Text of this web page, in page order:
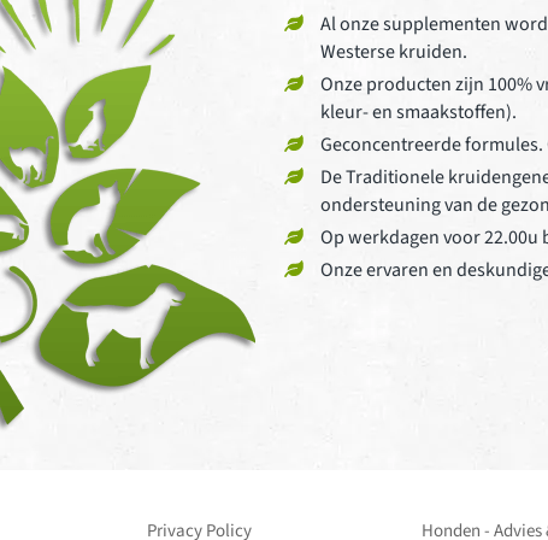
Al onze supplementen
Westerse kruiden.
Onze producten zijn 100%
kleur- en smaakstoffen).
Geconcentreerde
De Traditionele
ondersteuning van de
Op werkdagen voor
Onze ervaren en
Privacy Policy Honden - Advies